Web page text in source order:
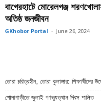
বাগেরহাটে মোরেলগঞ্জ
অতিষ্ঠ জনজীবন
GKhobor Portal - June 26, 2024
তোরা চরিত্রহীন, তোরা কুলাঙ্গার: শিক্ষার্থীদের
গোদাগাড়ীতে জুলাই গণভ্যুত্থান দিবস পালিত